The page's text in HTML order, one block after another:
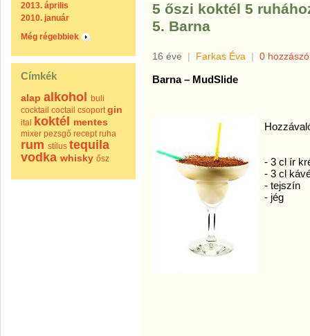
2013. április
2010. január
Még régebbiek
Címkék
alap alkohol
buli
cocktail coctail csoport gin
ital koktél mentes
mixer pezsgő recept ruha
rum stílus tequila
vodka whisky ősz
5 őszi koktél 5
5. Barna
16 éve | Farkas Éva | 0
Barna – MudSlide
- 3 cl ír
- 3 cl
- tejszín
- jég